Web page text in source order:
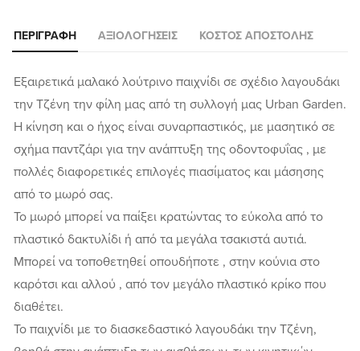
ΠΕΡΙΓΡΑΦΉ ΑΞΙΟΛΟΓΉΣΕΙΣ ΚΌΣΤΟΣ ΑΠΟΣΤΟΛΉΣ
Εξαιρετικά μαλακό λούτρινο παιχνίδι σε σχέδιο λαγουδάκι
την Τζένη την φίλη μας από τη συλλογή μας Urban Garden.
Η κίνηση και ο ήχος είναι συναρπαστικός, με μασητικό σε
σχήμα παντζάρι για την ανάπτυξη της οδοντοφυΐας , με
πολλές διαφορετικές επιλογές πιασίματος και μάσησης
από το μωρό σας.
Το μωρό μπορεί να παίξει κρατώντας το εύκολα από το
πλαστικό δακτυλίδι ή από τα μεγάλα τσακιστά αυτιά.
Μπορεί να τοποθετηθεί οπουδήποτε , στην κούνια στο
καρότσι και αλλού , από τον μεγάλο πλαστικό κρίκο που
διαθέτει.
Το παιχνίδι με το διασκεδαστικό λαγουδάκι την Τζένη,